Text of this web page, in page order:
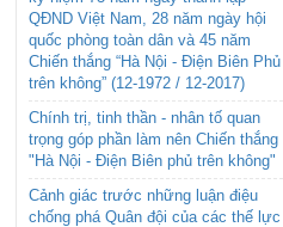
QĐND Việt Nam, 28 năm ngày hội
quốc phòng toàn dân và 45 năm
Chiến thắng “Hà Nội - Điện Biên Phủ
trên không” (12-1972 / 12-2017)
Chính trị, tinh thần - nhân tố quan
trọng góp phần làm nên Chiến thắng
"Hà Nội - Điện Biên phủ trên không"
Cảnh giác trước những luận điệu
chống phá Quân đội của các thế lực